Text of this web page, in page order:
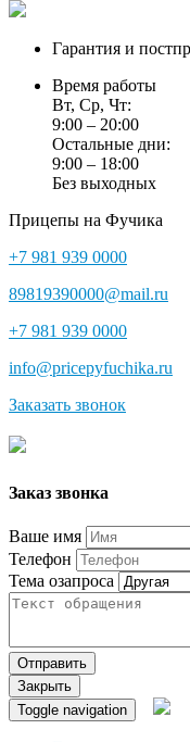
Гарантия и
Время работы
Вт, Ср, Чт:
9:00 – 20:00
Остальные дни:
9:00 – 18:00
Без выходных
Прицепы на Фучика
+7 981 939 0000
89819390000@mail.ru
+7 981 939 0000
info@pricepyfuchika.ru
Заказать звонок
Заказ звонка
Ваше имя
Телефон
Тема озапроса
Отправить
Закрыть
Toggle navigation